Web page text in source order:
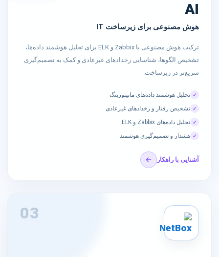
AI
هوش مصنوعی برای زیرساخت IT
ترکیب هوش مصنوعی با Zabbix و ELK برای تحلیل هوشمند داده‌ها،
تشخیص الگوها، شناسایی رخدادهای غیرعادی و کمک به تصمیم‌گیری
سریع‌تر در زیرساخت.
تحلیل هوشمند داده‌های مانیتورینگ
تشخیص رفتار و رخدادهای غیرعادی
تحلیل داده‌های Zabbix و ELK
هشدار و تصمیم‌گیری هوشمند
آشنایی با راهکار
03